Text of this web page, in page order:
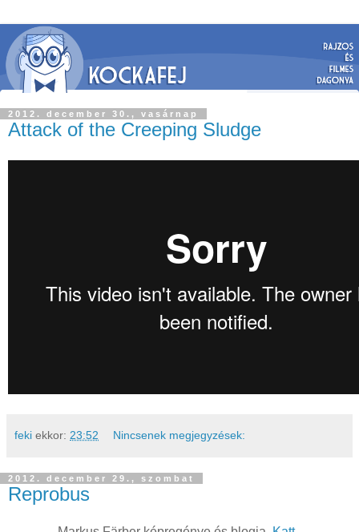
2012. december 30., vasárnap
Attack of the Creeping Sludge
feki ekkor: 23:52 Nincsenek megjegyzések:
2012. december 29., szombat
Reprobus